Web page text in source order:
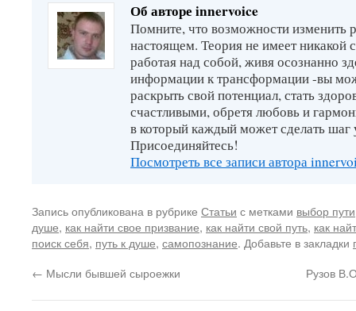
Об авторе innervoice
Помните, что возможности изменить
настоящем. Теория не имеет никакой
работая над собой, живя осознанно
информации к трансформации -вы
раскрыть свой потенциал, стать
счастливыми, обретя любовь и
в который каждый может сделать шаг
Присоединяйтесь!
Посмотреть все записи автора
Запись опубликована в рубрике Статьи с метками выбор пути
душе, как найти свое призвание, как найти свой путь, как
поиск себя, путь к душе, самопознание. Добавьте в закладки
← Мысли бывшей сыроежки Рузов